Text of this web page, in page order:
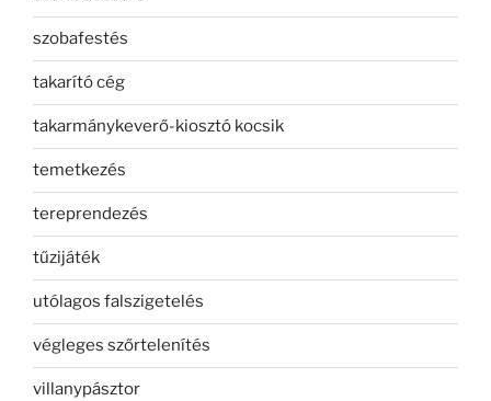
szobafestés
takarító cég
takarmánykeverő-kiosztó kocsik
temetkezés
tereprendezés
tűzijáték
utólagos falszigetelés
végleges szőrtelenítés
villanypásztor